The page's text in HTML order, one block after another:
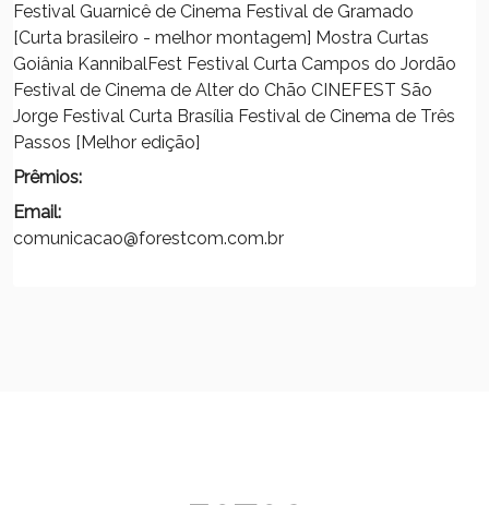
Festival Guarnicê de Cinema Festival de Gramado
[Curta brasileiro - melhor montagem] Mostra Curtas
Goiânia KannibalFest Festival Curta Campos do Jordão
Festival de Cinema de Alter do Chão CINEFEST São
Jorge Festival Curta Brasília Festival de Cinema de Três
Passos [Melhor edição]
Prêmios:
Email:
comunicacao@forestcom.com.br